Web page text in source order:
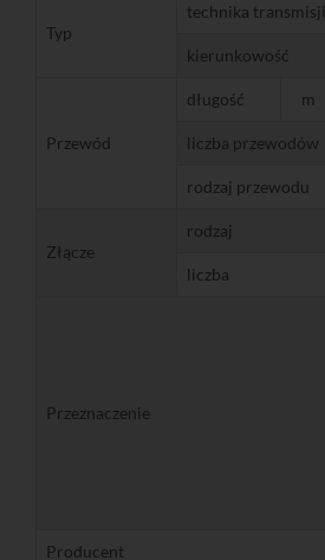
Typ
technika transmisji
kierunkowość
Przewód
długość m
liczba przewodów
rodzaj przewodu
Złącze
rodzaj
liczba
Przeznaczenie
Producent